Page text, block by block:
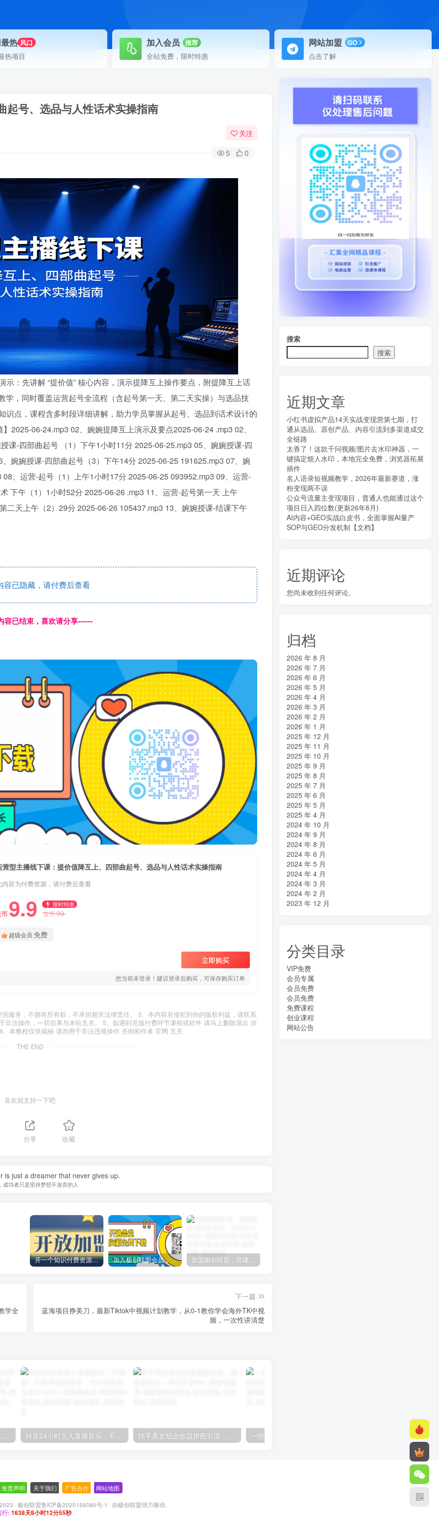
热 风口
热项目
加入会员 推荐
全站免费，限时特惠
网站加盟 GO
点击了解
起号、选品与人性话术实操指南
关注
5 0
：先讲解 “提价值” 核心内容，演示提降互上操作要点，附提降互上话
学，同时覆盖运营起号全流程（含起号第一天、第二天实操）与选品技
点，课程含多时段详细讲解，助力学员掌握从起号、选品到话术设计的
2025-06-24.mp3 02、婉婉提降互上演示及要点2025-06-24 .mp3 02、
课-四部曲起号 （1）下午1小时11分 2025-06-25.mp3 05、婉婉授课-四
婉婉授课-四部曲起号（3）下午14分 2025-06-25 191625.mp3 07、婉
、运营-起号（1）上午1小时17分 2025-06-25 093952.mp3 09、运营-
下午（1）1小时52分 2025-06-26 .mp3 11、运营-起号第一天 上午
二天上午（2）29分 2025-06-26 105437.mp3 13、婉婉授课-结课下午
已隐藏，请付费后查看
容已结束，喜欢请分享------
营型主播线下课：提价值降互上、四部曲起号、选品与人性话术实操指南
内容为付费资源，请付费后查看
币 9.9 限时特惠
云币99
超级会员 免费
立即购买
您当前未登录！建议登录后购买，可保存购买订单
服务，不拥有所有权，不承担相关法律责任。 3、本内容若侵犯到你的版权利益，请联系
法操作，一切后果与本站无关。 5、如遇到充值付费环节课程或软件 请马上删除退出 涉
本教程仅供揭秘 请勿用于非法违规操作 否则和作者 官网 无关
THE END
喜欢就支持一下吧
分享 收藏
is just a dreamer that never gives up.
成功者只是坚持梦想不放弃的人
开一个知识付费资源网站，小白也能日入1000+ 加入极创联盟会员，全站资源免费学习。 加盟极创联盟，搭建同款项目资源站，实现日入2000+
学全
下一篇
蓝海项目挣美刀，最新Tiktok中视频计划教学，从0-1教你学会海外TK中视
频，一次性讲清楚
【阿里国际站】打造Top店铺&获得优质询盘客户，​95%的国际站讲师不会说的运营技巧
搜索
搜索
近期文章
小红书虚拟产品14天实战变现营第七期，打
通从选品、原创产品、内容引流到多渠道成交
全链路
太香了！这款千问视频/图片去水印神器，一
键搞定烦人水印，本地完全免费，浏览器拓展
插件
名人语录短视频教学，2026年最新赛道，涨
粉变现两不误
公众号流量主变现项目，普通人也能通过这个
项目日入四位数(更新26年8月)
AI内容+GEO实战白皮书，全面掌握AI量产
SOP与GEO分发机制【文档】
近期评论
您尚未收到任何评论。
归档
2026 年 8 月
2026 年 7 月
2026 年 6 月
2026 年 5 月
2026 年 4 月
2026 年 3 月
2026 年 2 月
2026 年 1 月
2025 年 12 月
2025 年 11 月
2025 年 10 月
2025 年 9 月
2025 年 8 月
2025 年 7 月
2025 年 6 月
2025 年 5 月
2025 年 4 月
2024 年 10 月
2024 年 9 月
2024 年 8 月
2024 年 6 月
2024 年 5 月
2024 年 4 月
2024 年 3 月
2024 年 2 月
2023 年 12 月
分类目录
VIP免费
会员专属
会员免费
会员免费
免费课程
创业课程
网站公告
免责声明 关于我们 广告合作 网站地图
· 极创联盟鲁ICP备2025156080号-1 · 由极创联盟强力驱动.
行: 1638天8小时12分56秒